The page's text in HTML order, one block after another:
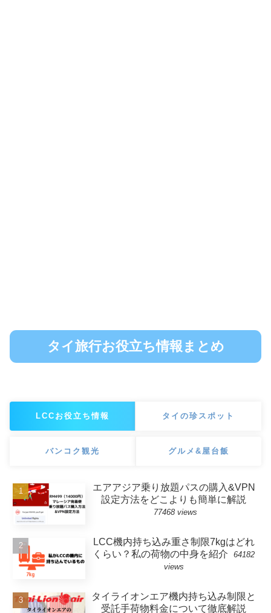
タイ旅行お役立ち情報まとめ
LCCお役立ち情報 タイの珍スポット
バンコク観光 グルメ&屋台飯
エアアジア乗り放題パスの購入&VPN
設定方法をどこよりも簡単に解説
77468 views
LCC機内持ち込み重さ制限7kgはどれ
くらい？私の荷物の中身を紹介
64182
views
タイライオンエア機内持ち込み制限と
受託手荷物料金について徹底解説